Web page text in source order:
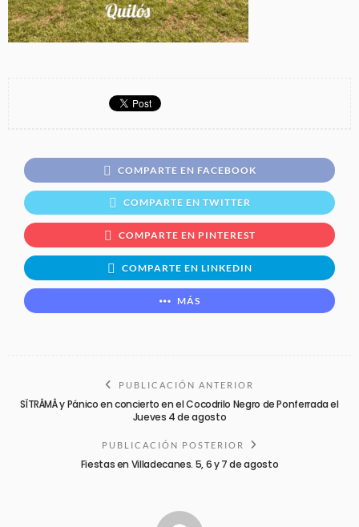
COMPARTE EN FACEBOOK
COMPARTE EN TWITTER
COMPARTE EN PINTEREST
COMPARTE EN LINKEDIN
MÁS
PUBLICACIÓN ANTERIOR
SÏTRÂMÂ y Pánico en concierto en el Cocodrilo Negro de Ponferrada el
Jueves 4 de agosto
PUBLICACIÓN POSTERIOR
Fiestas en Villadecanes. 5, 6 y 7 de agosto